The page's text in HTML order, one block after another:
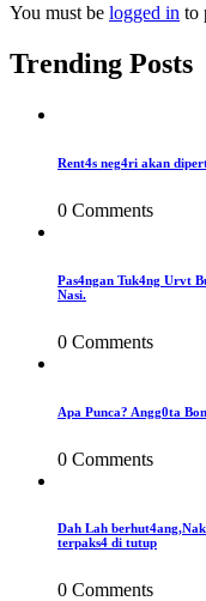
You must be logged in to
Trending Posts
Rent4s neg4ri akan
0 Comments
Pas4ngan Tuk4ng Urvt
Nasi.
0 Comments
Apa Punca? Angg0ta
0 Comments
Dah Lah
terpaks4 di tutup
0 Comments